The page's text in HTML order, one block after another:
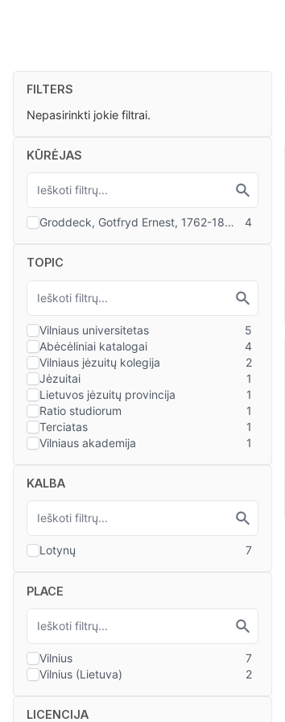
FILTERS
Nepasirinkti jokie filtrai.
KŪRĖJAS
TOPIC
KALBA
PLACE
LICENCIJA